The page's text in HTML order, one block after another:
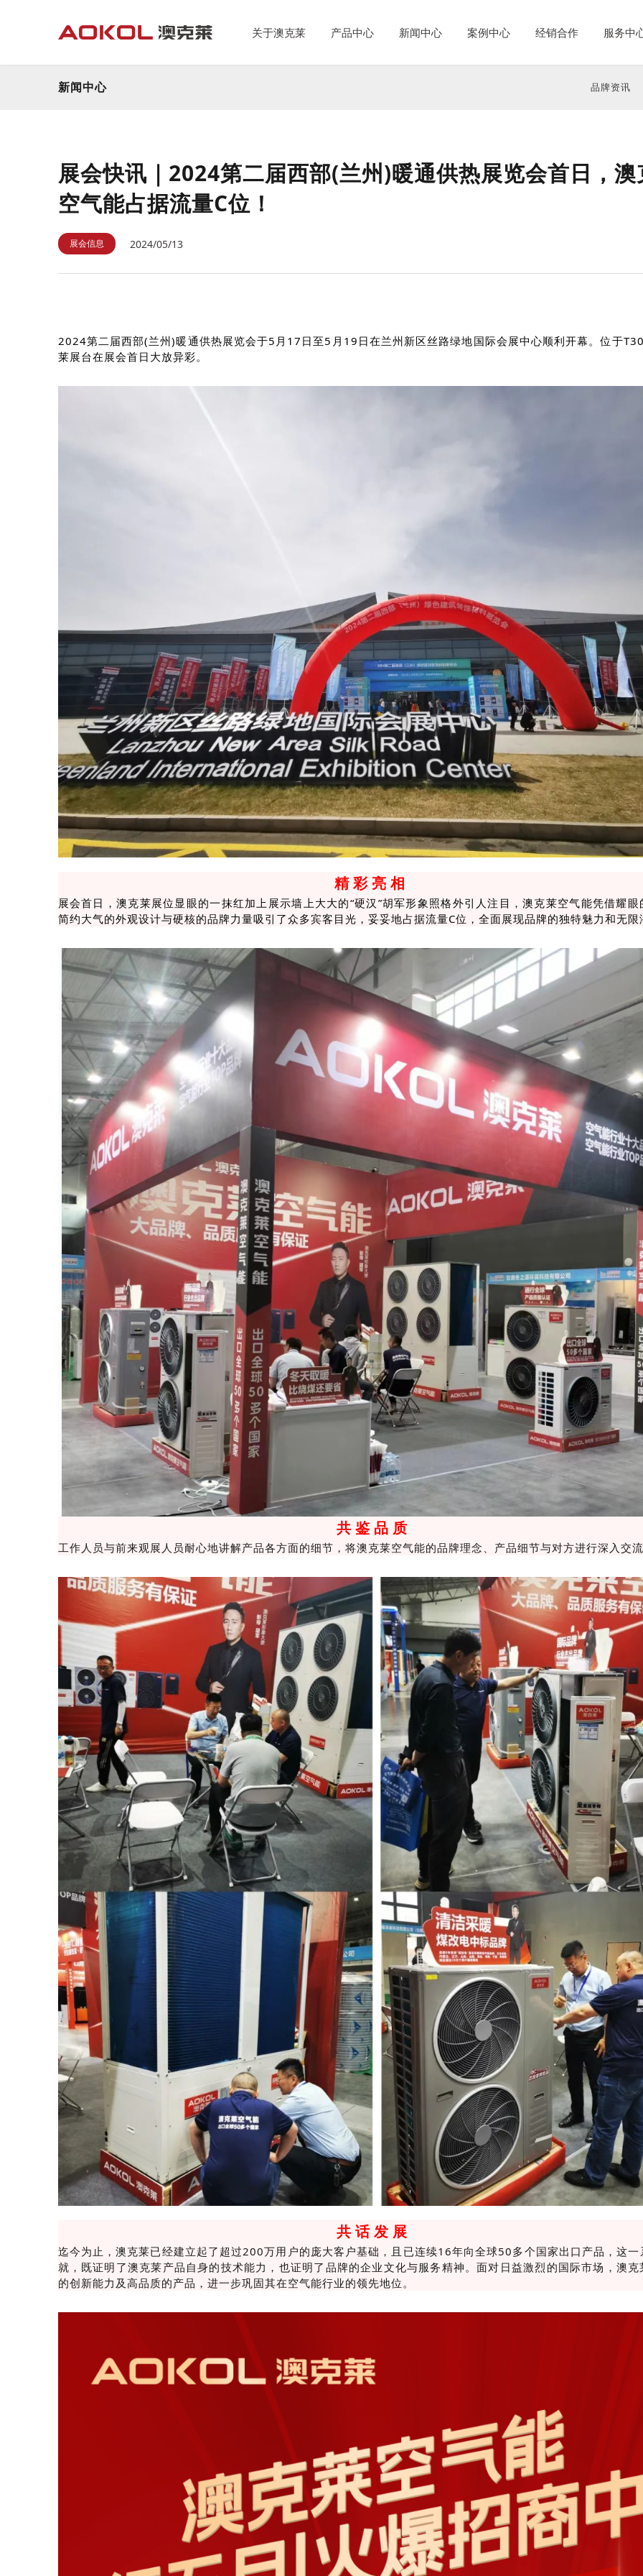
关于澳克莱 产品中心 新闻中心 案例中心 经销合作 服务中
家庭冷暖
商用冷暖
热泵热水
泳池恒温
冷冻冷藏
除湿机
空调
北极星Ⅲ代
【家庭冷暖】
迷你星 Ⅲ代
【家庭冷暖】
节能星III
【家庭冷暖
新闻中心 品牌资讯
展会快讯｜2024第二届西部(兰州)暖通供热展览会首日，澳
空气能占据流量C位！
展会信息 2024/05/13
2024第二届西部(兰州)暖通供热展览会于5月17日至5月19日在兰州新区丝路绿地国际会展中心顺利开幕。位于
莱展台在展会首日大放异彩。
精 彩 亮 相
展会首日，澳克莱展位显眼的一抹红加上展示墙上大大的“硬汉”胡军形象照格外引人注目，澳克莱空气能凭借耀眼
简约大气的外观设计与硬核的品牌力量吸引了众多宾客目光，妥妥地占据流量C位， 全面展现品牌的独特魅力和无限
共 鉴 品 质
工作人员与前来观展人员耐心地讲解产品各方面的细节，将澳克莱空气能的品牌理念、产品细节与对方进行深入交
共 话 发 展
迄今为止，澳克莱已经建立起了超过200万用户的庞大客户基础，且已连续16年向全球50多个国家出口产品，这一
就，既证明了澳克莱产品自身的技术能力，也证明了品牌的企业文化与服务精神。面对日益激烈的国际市场，澳克
的创新能力及高品质的产品，进一步巩固其在空气能行业的领先地位。